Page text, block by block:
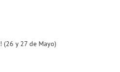
(26 y 27 de Mayo)